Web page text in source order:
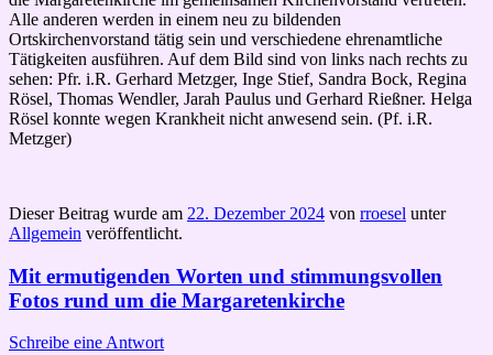
Alle anderen werden in einem neu zu bildenden
Ortskirchenvorstand tätig sein und verschiedene ehrenamtliche
Tätigkeiten ausführen. Auf dem Bild sind von links nach rechts zu
sehen: Pfr. i.R. Gerhard Metzger, Inge Stief, Sandra Bock, Regina
Rösel, Thomas Wendler, Jarah Paulus und Gerhard Rießner. Helga
Rösel konnte wegen Krankheit nicht anwesend sein. (Pf. i.R.
Metzger)
Dieser Beitrag wurde am 22. Dezember 2024 von rroesel unter
Allgemein veröffentlicht.
Mit ermutigenden Worten und stimmungsvollen
Fotos rund um die Margaretenkirche
Schreibe eine Antwort